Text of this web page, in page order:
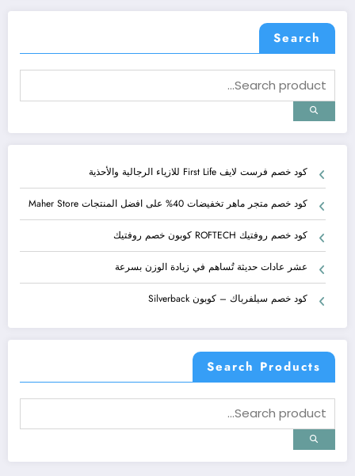
Search
كود خصم فرست لايف First Life للازياء الرجالية والأحذية
كود خصم متجر ماهر تخفيضات 40% على افضل المنتجات Maher Store
كود خصم روفتيك ROFTECH كوبون خصم روفتيك
عشر عادات حديثة تُساهم في زيادة الوزن بسرعة
كود خصم سيلفرباك – كوبون Silverback
Search Products